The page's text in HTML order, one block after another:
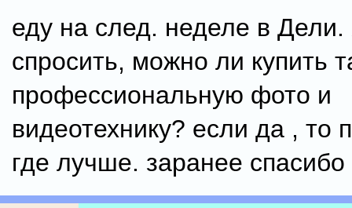
еду на след. неделе в Дели.
спросить, можно ли купить
профессиональную фото и
видеотехнику? если да , то
где лучше. заранее спасибо